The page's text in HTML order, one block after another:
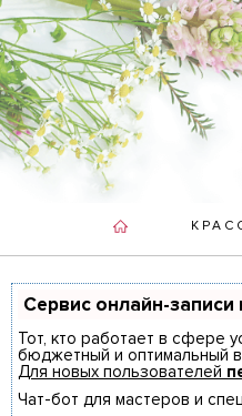
Сервис онлайн-
Тот, кто работает в сфере
бюджетный и оптимальный
Для новых пользователей
Чат-бот для мастеров и